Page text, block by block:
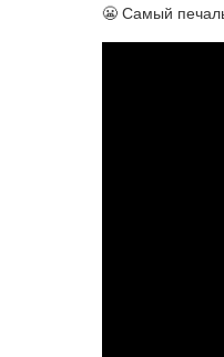
😬 Самый